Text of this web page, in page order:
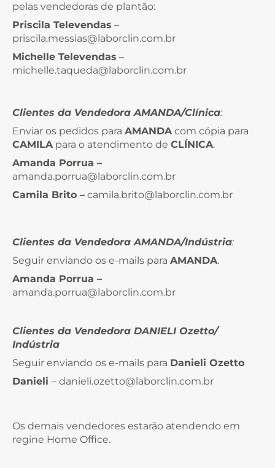
pelas vendedoras de plantão:
Priscila Televendas –
priscila.messias@laborclin.com.br
Michelle Televendas –
michelle.taqueda@laborclin.com.br
Clientes da Vendedora AMANDA/Clínica:
Enviar os pedidos para AMANDAcom cópia para
CAMILApara o atendimento de CLÍNICA.
Amanda Porrua –
amanda.porrua@laborclin.com.br
Camila Brito – camila.brito@laborclin.com.br
Clientes da Vendedora AMANDA/Indústria:
Seguir enviando os e-mails para AMANDA.
Amanda Porrua –
amanda.porrua@laborclin.com.br
Clientes da Vendedora DANIELI Ozetto/
Indústria
Seguir enviando os e-mails para Danieli Ozetto
Danieli – danieli.ozetto@laborclin.com.br
Os demais vendedores estarão atendendo em
regine Home Office.